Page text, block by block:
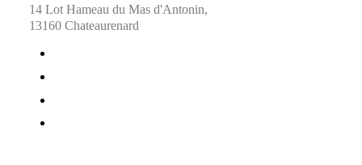
14 Lot Hameau du Mas d'Antonin,
13160 Chateaurenard